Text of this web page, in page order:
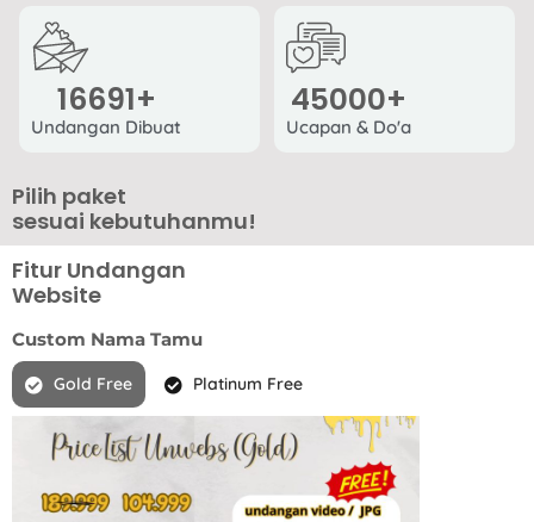
16691+
Undangan Dibuat
45000+
Ucapan & Do'a
Pilih paket
sesuai kebutuhanmu!
Fitur Undangan
Website
Custom Nama Tamu
Gold Free Platinum Free